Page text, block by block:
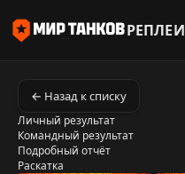
РЕПЛЕИ
← Назад к списку
Личный результат
Командный результат
Подробный отчёт
Раскатка